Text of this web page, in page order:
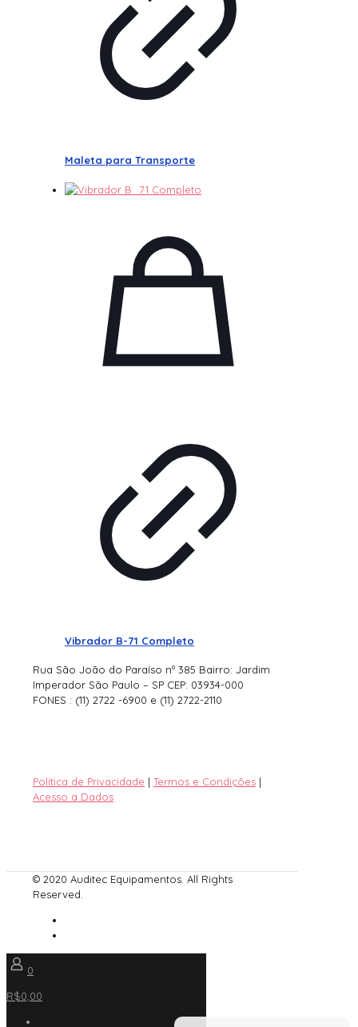
Maleta para Transporte
Vibrador B-71 Completo
Rua São João do Paraíso nº 385 Bairro: Jardim
Imperador São Paulo – SP CEP: 03934-000
FONES : (11) 2722 -6900 e (11) 2722-2110
Política de Privacidade | Termos e Condições |
Acesso a Dados
© 2020 Auditec Equipamentos. All Rights
Reserved.
0
R$0,00